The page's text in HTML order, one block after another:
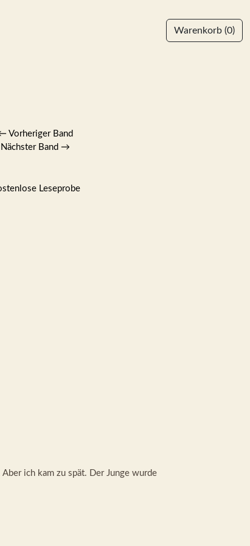
Warenkorb (0)
Vorheriger Band
Nächster Band →
Leseprobe
ich kam zu spät. Der Junge wurde